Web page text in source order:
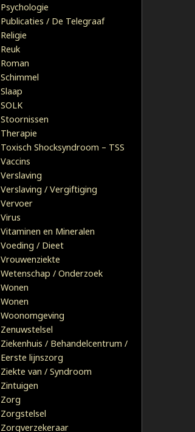
Psychologie
Publicaties / De Telegraaf
Religie
Reuk
Roman
Schimmel
Slaap
SOLK
Stoornissen
Therapie
Toxisch Shocksyndroom – TSS
Vaccins
Verslaving
Verslaving / Vergiftiging
Vervoer
Virus
Vitaminen en Mineralen
Voeding / Dieet
Vrouwenziekte
Wetenschap / Onderzoek
Wonen
Wonen
Woonomgeving
Zenuwstelsel
Ziekenhuis / Behandelcentrum /
Eerste lijnszorg
Ziekte van / Syndroom
Zintuigen
Zorg
Zorgstelsel
Zorgverzekeraar